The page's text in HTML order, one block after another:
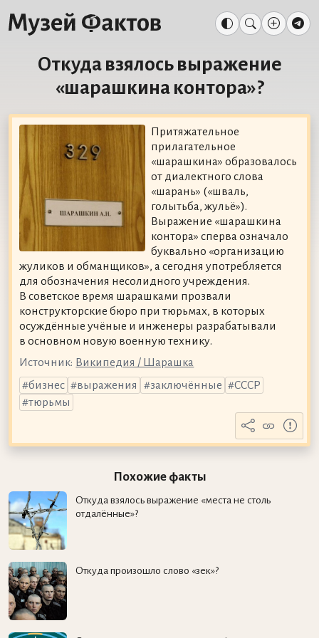
Откуда взялось выражение
«шарашкина контора»?
Притяжательное
прилагательное
«шарашкина» образовалось
от диалектного слова
«шарань» («шваль,
голытьба, жульё»).
Выражение «шарашкина
контора» сперва означало
буквально «организацию
жуликов и обманщиков», а сегодня употребляется
для обозначения несолидного учреждения.
В советское время шарашками прозвали
конструкторские бюро при тюрьмах, в которых
осуждённые учёные и инженеры разрабатывали
в основном новую военную технику.
Источник: Википедия / Шарашка
бизнес
выражения заключённые
СССР
тюрьмы
Похожие факты
Откуда взялось выражение «места не столь
отдалённые»?
Откуда произошло слово «зек»?